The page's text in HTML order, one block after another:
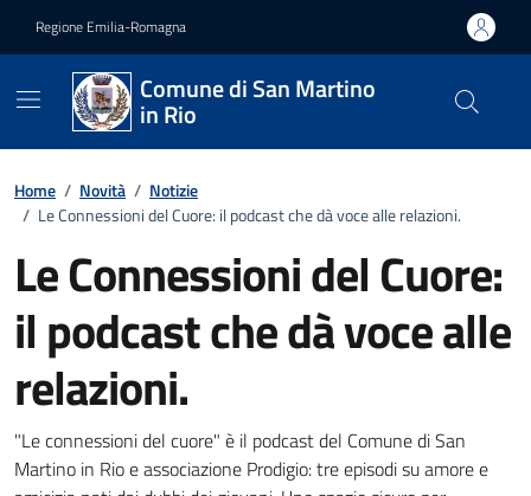
Regione Emilia-Romagna
Comune di San Martino
in Rio
Home / Novità / Notizie
/ Le Connessioni del Cuore: il podcast che dà voce alle relazioni.
Le Connessioni del Cuore:
il podcast che dà voce alle
relazioni.
Dettagli della notizia
"Le connessioni del cuore" è il podcast del Comune di San
Martino in Rio e associazione Prodigio: tre episodi su amore e